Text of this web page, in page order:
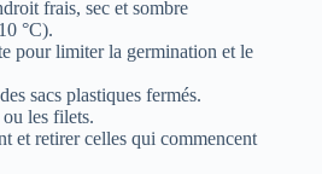
frais, sec et sombre
°C).
pour limiter la germination et le
sacs plastiques fermés.
les filets.
et retirer celles qui commencent